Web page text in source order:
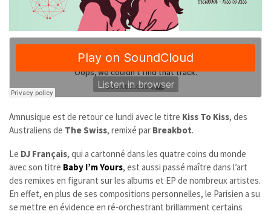
Amnusique est de retour ce lundi avec le titre Kiss To Kiss, des
Australiens de The Swiss, remixé par Breakbot.
Le DJ Français, qui a cartonné dans les quatre coins du monde
avec son titre Baby I’m Yours, est aussi passé maître dans l’art
des remixes en figurant sur les albums et EP de nombreux artistes.
En effet, en plus de ses compositions personnelles, le Parisien a su
se mettre en évidence en ré-orchestrant brillamment certains